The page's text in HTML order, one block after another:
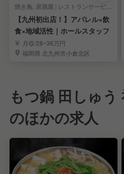
焼き鳥, 居酒屋 | レストランサービス・ホールスタッフ
【九州初出店！】アパレル×飲
食×地域活性｜ホールスタッフ
月収/28~36万円
福岡県 北九州市小倉北区
もつ鍋 田しゅう
のほかの求人